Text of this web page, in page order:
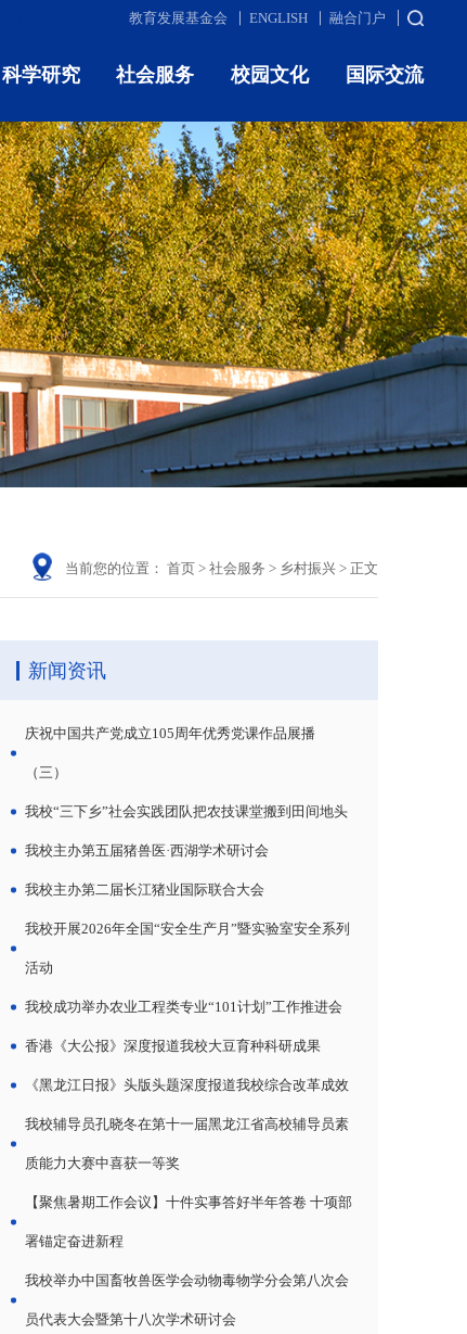
教育发展基金会 ENGLISH 融合门户
科学研究 社会服务 校园文化 国际交流
当前您的位置： 首页 > 社会服务 > 乡村振兴 > 正文
新闻资讯
庆祝中国共产党成立105周年优秀党课作品展播
（三）
我校“三下乡”社会实践团队把农技课堂搬到田间地头
我校主办第五届猪兽医·西湖学术研讨会
我校主办第二届长江猪业国际联合大会
我校开展2026年全国“安全生产月”暨实验室安全系列
活动
我校成功举办农业工程类专业“101计划”工作推进会
香港《大公报》深度报道我校大豆育种科研成果
《黑龙江日报》头版头题深度报道我校综合改革成效
我校辅导员孔晓冬在第十一届黑龙江省高校辅导员素
质能力大赛中喜获一等奖
【聚焦暑期工作会议】十件实事答好半年答卷 十项部
署锚定奋进新程
我校举办中国畜牧兽医学会动物毒物学分会第八次会
员代表大会暨第十八次学术研讨会